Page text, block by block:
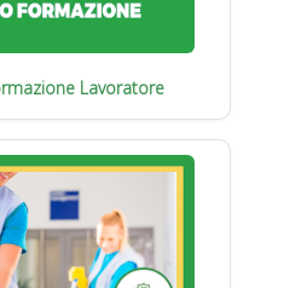
Lavoratore